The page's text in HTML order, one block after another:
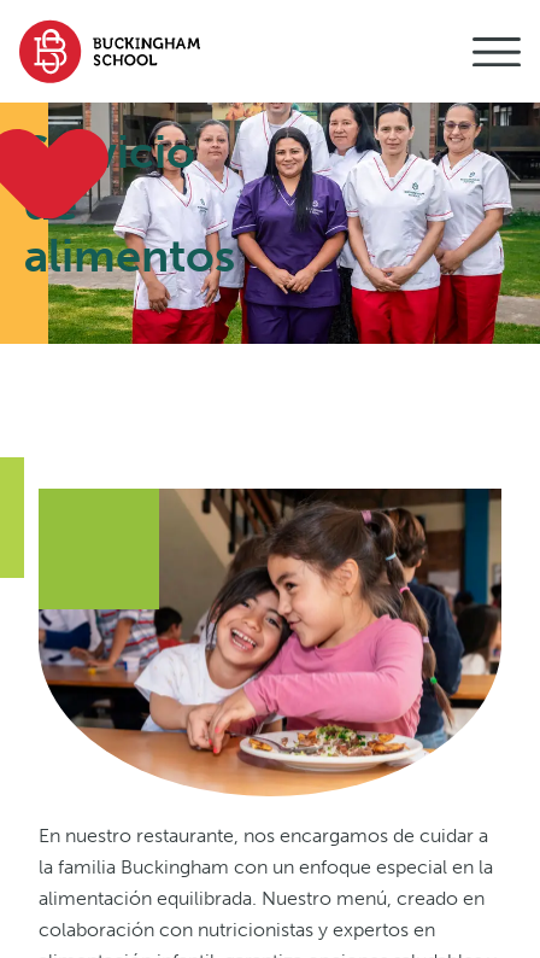
contenido
Servicio
de
alimentos
En nuestro restaurante, nos encargamos de cuidar a
la familia Buckingham con un enfoque especial en la
alimentación equilibrada. Nuestro menú, creado en
colaboración con nutricionistas y expertos en